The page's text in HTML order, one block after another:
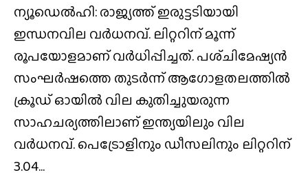
ന്യൂഡെൽഹി: രാജ്യത്ത് ഇരുട്ടടിയായി
ഇന്ധനവില വർധനവ്. ലിറ്ററിന് മൂന്ന്
രൂപയോളമാണ് വർധിപ്പിച്ചത്. പശ്‌ചിമേഷ്യൻ
സംഘർഷത്തെ തുടർന്ന് ആഗോളതലത്തിൽ
ക്രൂഡ് ഓയിൽ വില കുതിച്ചുയരുന്ന
സാഹചര്യത്തിലാണ് ഇന്ത്യയിലും വില
വർധനവ്. പെട്രോളിനും ഡീസലിനും ലിറ്ററിന്
3.04...